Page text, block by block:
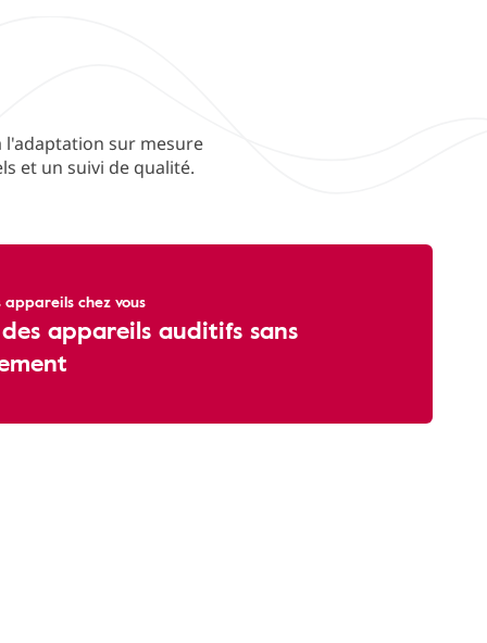
l'adaptation sur mesure
et un suivi de qualité.
appareils chez vous
appareils auditifs sans